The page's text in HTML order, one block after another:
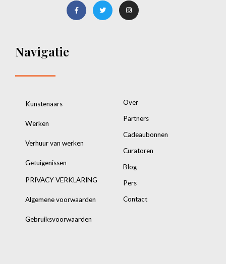
Navigatie
Kunstenaars
Werken
Verhuur van werken
Getuigenissen
PRIVACY VERKLARING
Algemene voorwaarden
Gebruiksvoorwaarden
Over
Partners
Cadeaubonnen
Curatoren
Blog
Pers
Contact